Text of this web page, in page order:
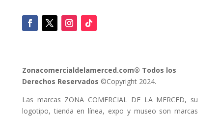
Zonacomercialdelamerced.com® Todos los
Derechos Reservados ©Copyright 2024.
Las marcas ZONA COMERCIAL DE LA MERCED, su
logotipo, tienda en línea, expo y museo son marcas